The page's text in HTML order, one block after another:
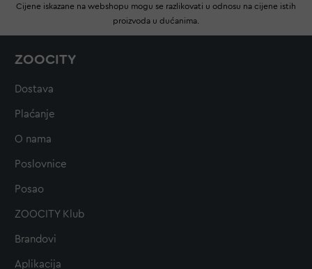
Cijene iskazane na webshopu mogu se razlikovati u odnosu na cijene istih
proizvoda u dućanima.
ZOOCITY
Dostava
Plaćanje
O nama
Poslovnice
Posao
ZOOCITY Klub
Brandovi
Aplikacija